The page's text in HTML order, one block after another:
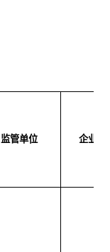
监管单位 企业类